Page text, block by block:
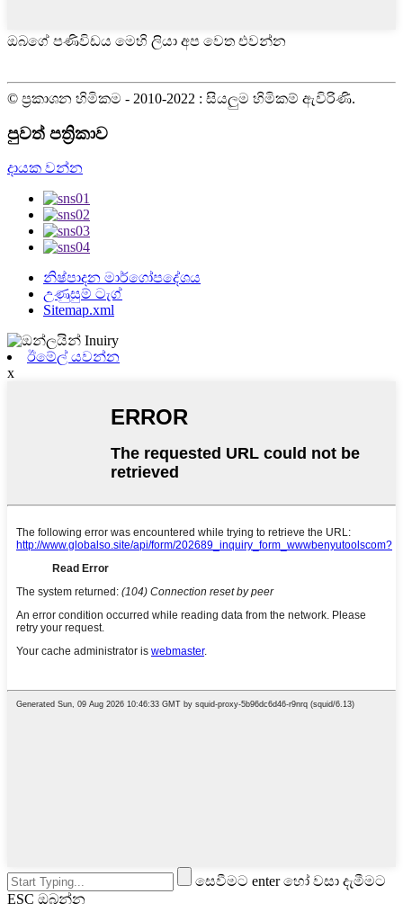
ඔබගේ පණිවිඩය මෙහි ලියා අප වෙත එවන්න
© ප්‍රකාශන හිමිකම - 2010-2022 : සියලුම හිමිකම් ඇවිරිණි.
පුවත් පත්‍රිකාව
දායක වන්න
නිෂ්පාදන මාර්ගෝපදේශය
උණුසුම් ටැග්
Sitemap.xml
ඊමේල් යවන්න
x
සෙවීමට enter හෝ වසා දැමීමට
ESC ඔබන්න